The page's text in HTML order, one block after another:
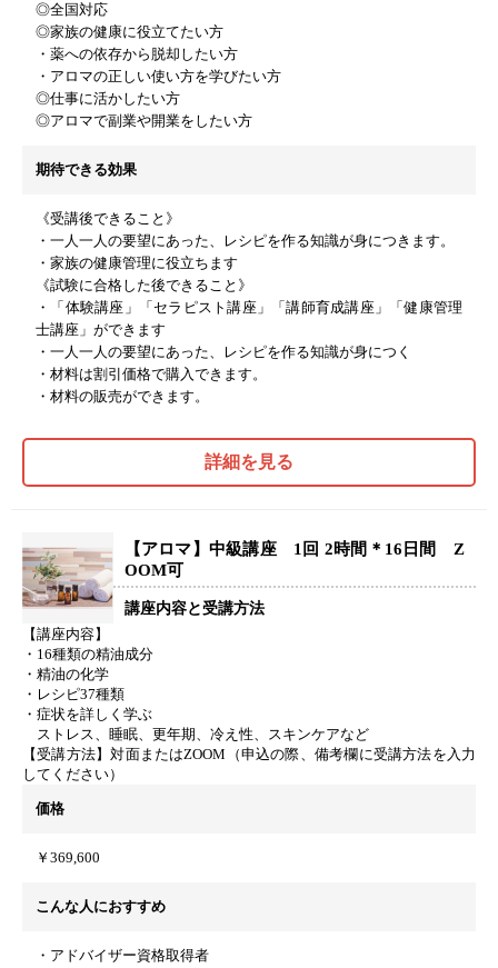
◎全国対応
◎家族の健康に役立てたい方
・薬への依存から脱却したい方
・アロマの正しい使い方を学びたい方
◎仕事に活かしたい方
◎アロマで副業や開業をしたい方
期待できる効果
《受講後できること》
・一人一人の要望にあった、レシピを作る知識が身につきます。
・家族の健康管理に役立ちます
《試験に合格した後できること》
・「体験講座」「セラピスト講座」「講師育成講座」「健康管理
士講座」ができます
・一人一人の要望にあった、レシピを作る知識が身につく
・材料は割引価格で購入できます。
・材料の販売ができます。
詳細を見る
【アロマ】中級講座 1回 2時間＊16日間 Z
OOM可
講座内容と受講方法
【講座内容】
・16種類の精油成分
・精油の化学
・レシピ37種類
・症状を詳しく学ぶ
ストレス、睡眠、更年期、冷え性、スキンケアなど
【受講方法】対面またはZOOM（申込の際、備考欄に受講方法を入力
してください）
価格
￥369,600
こんな人におすすめ
・アドバイザー資格取得者